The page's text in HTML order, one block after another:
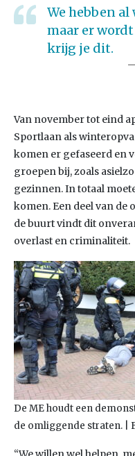
We hebben
maar er
krijg je dit.
Van november tot eind
Sportlaan als
komen er gefaseerd en
groepen bij, zoals
gezinnen. In totaal
komen. Een deel van
de buurt vindt dit
overlast en criminaliteit.
De ME houdt een
de omliggende straten. |